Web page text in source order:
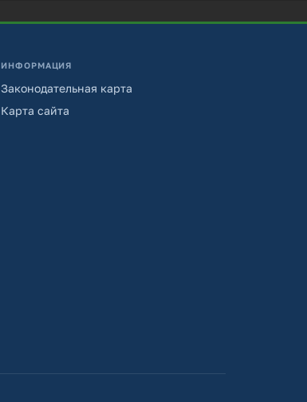
ИНФОРМАЦИЯ
Законодательная карта
Карта сайта